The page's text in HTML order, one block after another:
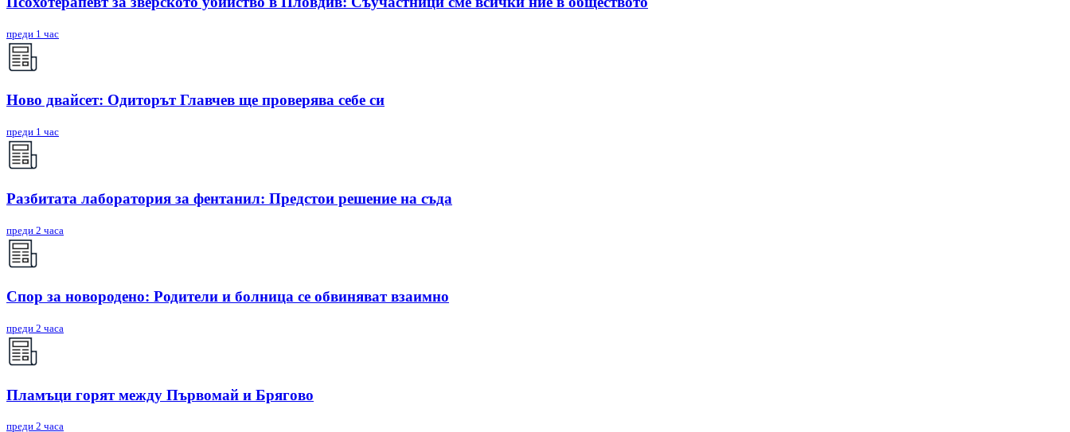
преди 1 час
Ново двайсет: Одиторът Главчев ще проверява себе си
преди 1 час
Разбитата лаборатория за фентанил: Предстои решение на съда
преди 2 часа
Спор за новородено: Родители и болница се обвиняват взаимно
преди 2 часа
Пламъци горят между Първомай и Брягово
преди 2 часа